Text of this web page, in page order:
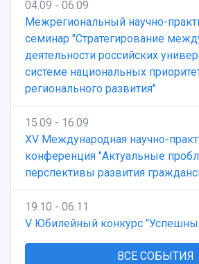
04.09 - 06.09
Межрегиональный научно-
семинар "Стратегирование
деятельности российских
системе национальных
регионального развития"
15.09 - 16.09
XV Международная научно-
конференция "Актуальные
перспективы развития
19.10 - 06.11
V Юбилейный конкурс
ВСЕ СОБЫТИЯ